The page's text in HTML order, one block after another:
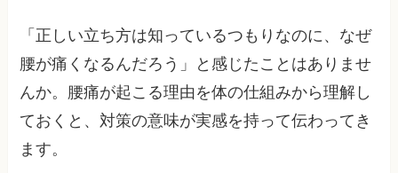
「正しい立ち方は知っているつもりなのに、なぜ
腰が痛くなるんだろう」と感じたことはありませ
んか。腰痛が起こる理由を体の仕組みから理解し
ておくと、対策の意味が実感を持って伝わってき
ます。